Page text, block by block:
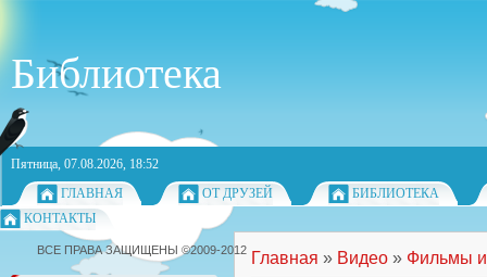
Библиотека
Пятница, 07.08.2026, 18:52
ГЛАВНАЯ
ОТ ДРУЗЕЙ
БИБЛИОТЕКА
КОНТАКТЫ
Главная » Видео » Фильмы
ВСЕ ПРАВА ЗАЩИЩЕНЫ ©2009-2012